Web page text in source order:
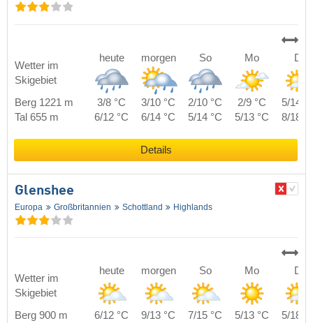
Wetter im
Skigebiet
heute morgen So Mo Di
Berg 1221 m 3/8 °C 3/10 °C 2/10 °C 2/9 °C
5/14
Tal 655 m
6/12 °C 6/14 °C 5/14 °C 5/13 °C 8/18
Details
Glenshee
Europa Großbritannien Schottland Highlands
Wetter im
Skigebiet
heute morgen So Mo Di
Berg 900 m 6/12 °C 9/13 °C 7/15 °C 5/13 °C
5/18